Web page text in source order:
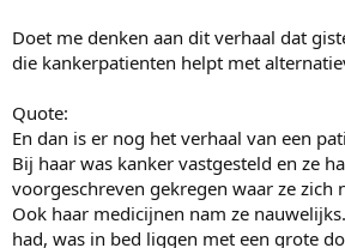
Doet me denken aan dit verhaal dat
die kankerpatienten helpt met
Quote:
En dan is er nog het verhaal van een
Bij haar was kanker vastgesteld en ze
voorgeschreven gekregen waar ze zich
Ook haar medicijnen nam ze
had, was in bed liggen met een grote